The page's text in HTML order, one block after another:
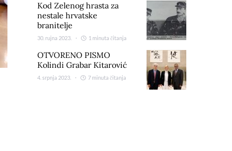
Kod Zelenog hrasta za
nestale hrvatske
branitelje
30. rujna 2023. 1 minuta čitanja
OTVORENO PISMO
Kolindi Grabar Kitarović
4. srpnja 2023. 7 minuta čitanja